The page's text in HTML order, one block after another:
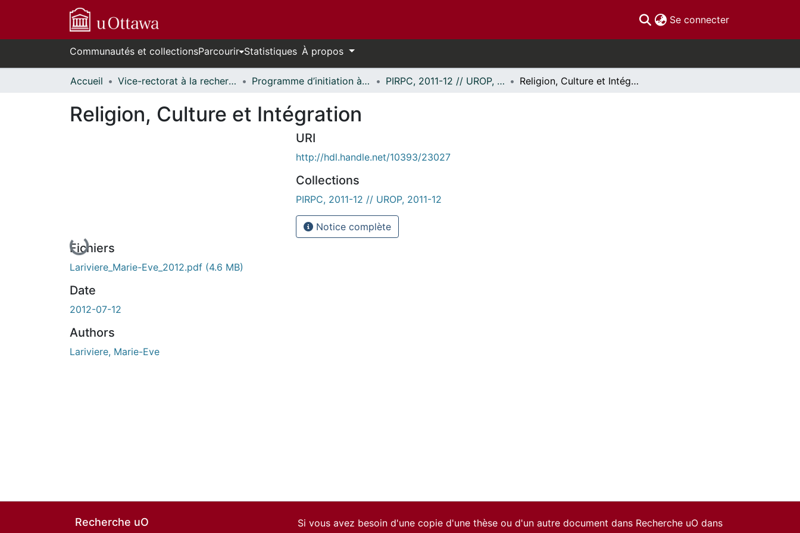
Se connecter(current)
Communautés et collectionsParcourir Statistiques À propos
Accueil Vice-rectorat à la recherche // Office of the V-P, Research Programme d’initiation à la recherche au premier cycle (PIRPC) // Undergraduate Research Opportunity Program (UROP) PIRPC, 2011-12 // UROP, 2011-12 Religion, Culture et Intégration
Religion, Culture et Intégration
En cours de chargement...
Fichiers
Lariviere_Marie-Eve_2012.pdf (4.6 MB)
Date
2012-07-12
Authors
Lariviere, Marie-Eve
URI
http://hdl.handle.net/10393/23027
Collections
PIRPC, 2011-12 // UROP, 2011-12
Notice complète
Recherche uO
Si vous avez besoin d'une copie d'une thèse ou d'un autre document dans Recherche uO dans